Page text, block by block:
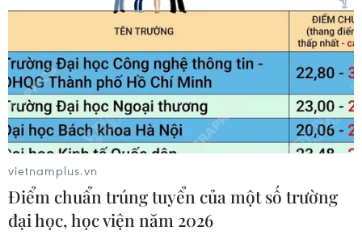
vietnamplus.vn
Điểm chuẩn trúng tuyển của một số trường
đại học, học viện năm 2026